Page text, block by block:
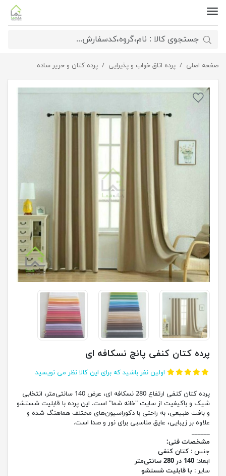
صفحه اصلی پرده اتاق خواب و پذیرایی پرده کتان و حریر ساده پرده کتان کنفی پانچ نسکافه ای
پرده کتان کنفی پانچ نسکافه ای
اولین نفر باشید که برای این کالا نظر می نویسید
پرده کتان کنفی ارتفاع 280 نسکافه ای، عرض 140 سانتی‌متر، انتخابی
شیک و باکیفیت از سایت "خانه شما" است. این پرده با قابلیت شستشو
و بافت طبیعی، به راحتی با دکوراسیون‌های مختلف هماهنگ شده و
علاوه بر زیبایی، عایق مناسبی برای نور و صدا است.
______
مشخصات فنی:
جنس : کتان کنفی
ابعاد: 140 در 280 سانتی‌متر
سایر : با قابلیت شستشو